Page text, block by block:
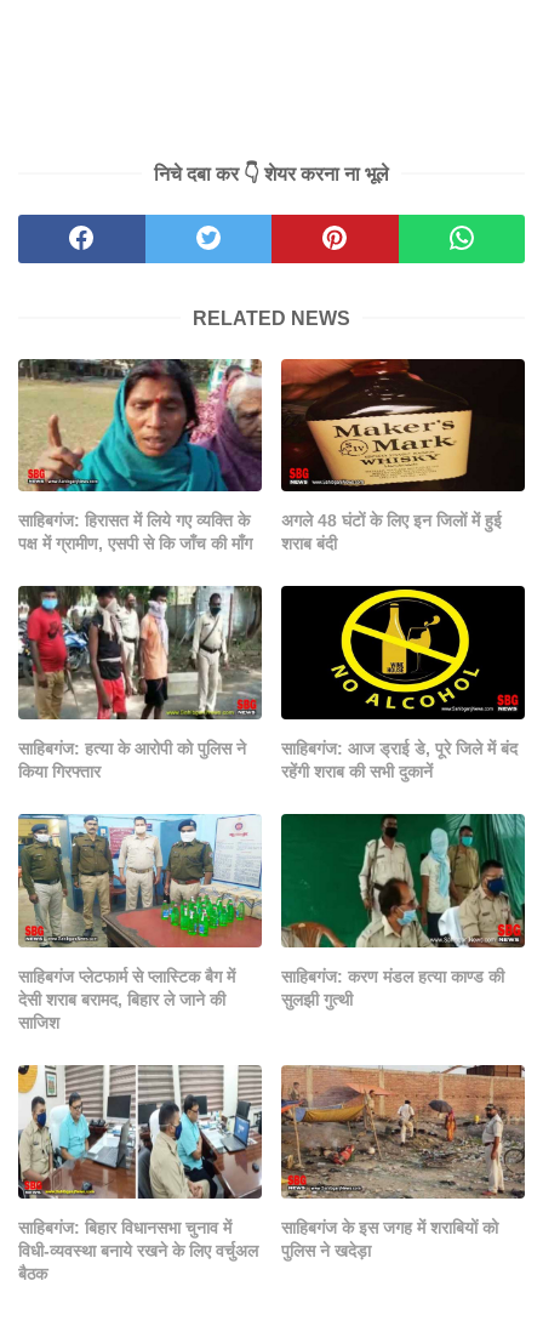
निचे दबा कर 👇 शेयर करना ना भूले
RELATED NEWS
साहिबगंज: हिरासत में लिये गए व्यक्ति के
पक्ष में ग्रामीण, एसपी से कि जाँच की माँग
अगले 48 घंटों के लिए इन जिलों में हुई
शराब बंदी
साहिबगंज: हत्या के आरोपी को पुलिस ने
किया गिरफ्तार
साहिबगंज: आज ड्राई डे, पूरे जिले में बंद
रहेंगी शराब की सभी दुकानें
साहिबगंज प्लेटफार्म से प्लास्टिक बैग में
देसी शराब बरामद, बिहार ले जाने की
साजिश
साहिबगंज: करण मंडल हत्या काण्ड की
सुलझी गुत्थी
साहिबगंज: बिहार विधानसभा चुनाव में
विधी-व्यवस्था बनाये रखने के लिए वर्चुअल
बैठक
साहिबगंज के इस जगह में शराबियों को
पुलिस ने खदेड़ा